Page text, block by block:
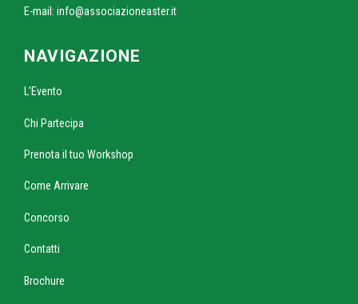
E-mail: info@associazioneaster.it
NAVIGAZIONE
L'Evento
Chi Partecipa
Prenota il tuo Workshop
Come Arrivare
Concorso
Contatti
Brochure